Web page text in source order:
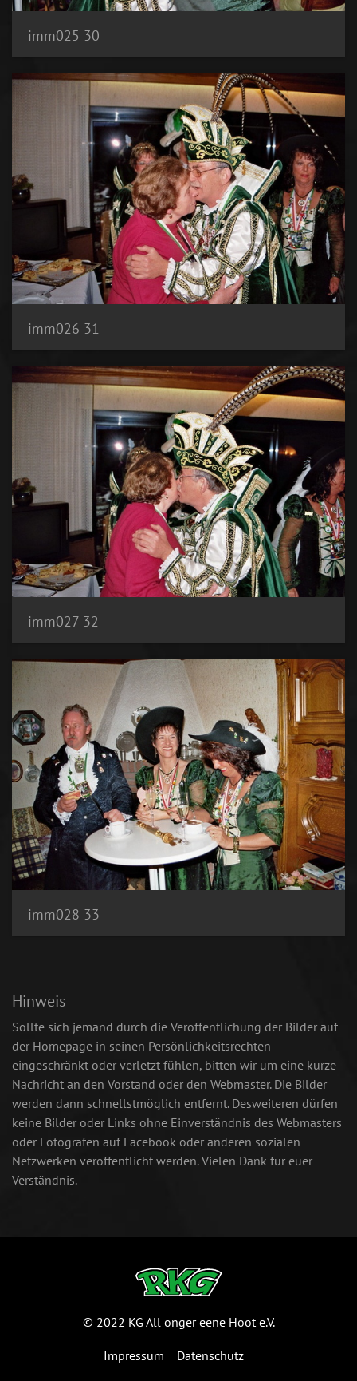
imm025 30
imm026 31
imm027 32
imm028 33
Hinweis
Sollte sich jemand durch die Veröffentlichung der Bilder auf
der Homepage in seinen Persönlichkeitsrechten
eingeschränkt oder verletzt fühlen, bitten wir um eine kurze
Nachricht an den Vorstand oder den Webmaster. Die Bilder
werden dann schnellstmöglich entfernt. Desweiteren dürfen
keine Bilder oder Links ohne Einverständnis des Webmasters
oder Fotografen auf Facebook oder anderen sozialen
Netzwerken veröffentlicht werden. Vielen Dank für euer
Verständnis.
© 2022 KG All onger eene Hoot e.V.
Impressum Datenschutz